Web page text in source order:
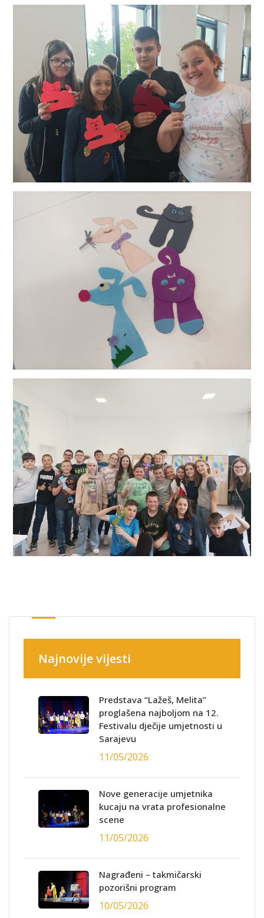
Najnovije vijesti
Predstava “Lažeš, Melita”
proglašena najboljom na 12.
Festivalu dječije umjetnosti u
Sarajevu
11/05/2026
Nove generacije umjetnika
kucaju na vrata profesionalne
scene
11/05/2026
Nagrađeni – takmičarski
pozorišni program
10/05/2026